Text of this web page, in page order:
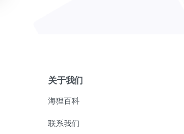
关于我们
海狸百科
联系我们